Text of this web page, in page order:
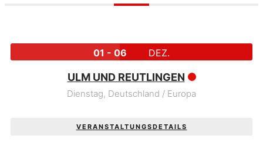
01 - 06 DEZ.
ULM UND REUTLINGEN
Dienstag, Deutschland / Europa
VERANSTALTUNGSDETAILS